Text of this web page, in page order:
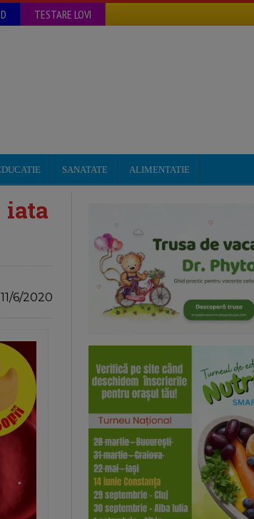
TESTARE LOVI
SANATATE ALIMENTATIE
iata
11/6/2020